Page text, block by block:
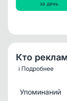
за день
Кто
ℹ️ Подробнее
Упоминаний